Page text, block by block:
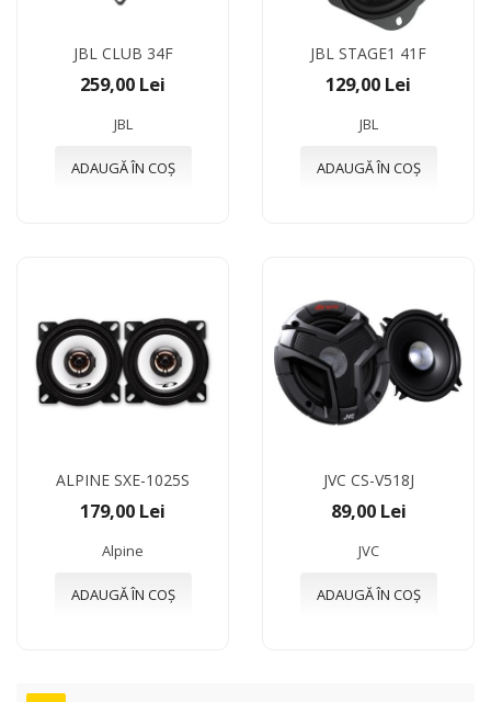
JBL CLUB 34F
259,00 Lei
JBL
ADAUGĂ ÎN COȘ
JBL STAGE1 41F
129,00 Lei
JBL
ADAUGĂ ÎN COȘ
ALPINE SXE-1025S
179,00 Lei
Alpine
ADAUGĂ ÎN COȘ
JVC CS-V518J
89,00 Lei
JVC
ADAUGĂ ÎN COȘ